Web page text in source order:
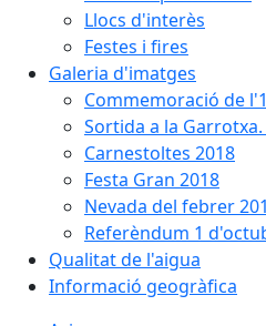
Llocs d'interès
Festes i fires
Galeria d'imatges
Commemoració de
Sortida a la
Carnestoltes 2018
Festa Gran 2018
Nevada del febrer
Referèndum 1
Qualitat de l'aigua
Informació geogràfica